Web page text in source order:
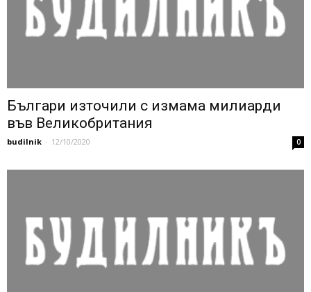
Българи източили с измама милиарди
във Великобритания
budilnik - 12/10/2020 0